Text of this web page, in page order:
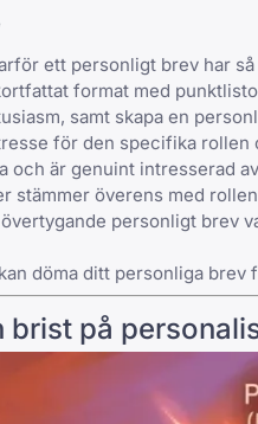
ett personligt brev har
format med
samt skapa en
för den specifika rollen
är genuint intresserad
överens med
personligt brev
döma ditt personliga brev
brist på